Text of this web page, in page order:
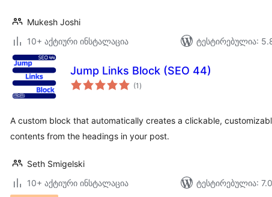
Mukesh Joshi
10+ აქტიური ინსტალაცია
ტესტირებულია:
Jump Links Block (SEO 44)
(1 საერთო
რეიტინგი
)
A custom block that automatically creates a clickable,
contents from the headings in your post.
Seth Smigelski
10+ აქტიური ინსტალაცია
ტესტირებულია: